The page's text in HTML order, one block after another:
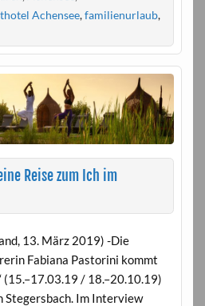
Achensee,familienurlaub,
Reise zum Ich im
13. März 2019) -Die
Fabiana Pastorini kommt
(15.–17.03.19 / 18.–20.10.19)
Stegersbach. Im Interview